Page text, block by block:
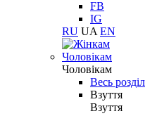
FB
IG
RU UA EN
Чоловікам
Чоловікам
Весь розділ
Взуття
Взуття